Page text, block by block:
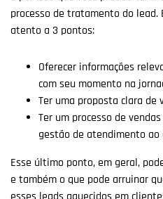
processo de tratamento do lead.
atento a 3 pontos:
Oferecer informações
com seu momento na
Ter uma proposta clara de
Ter um processo de
gestão de atendimento
Esse último ponto, em geral,
e também o que pode arruinar